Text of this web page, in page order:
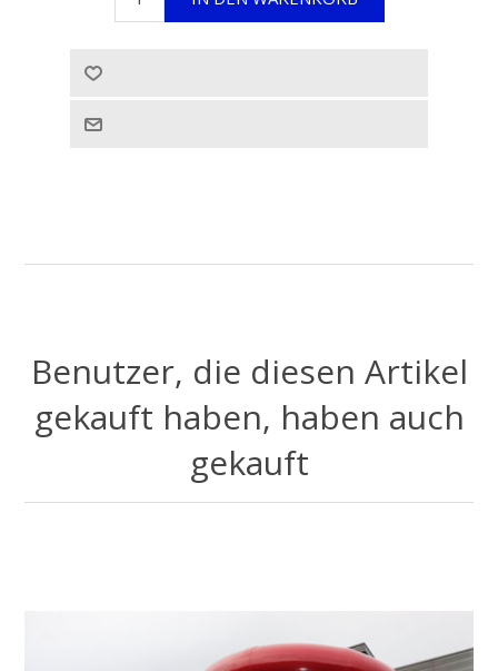
Benutzer, die diesen Artikel
gekauft haben, haben auch
gekauft